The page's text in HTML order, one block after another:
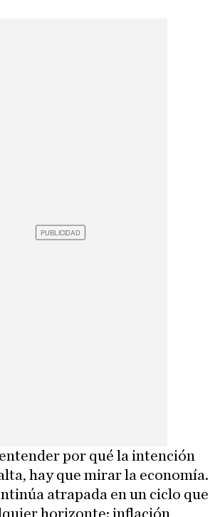
por qué la intención
hay que mirar la economía.
atrapada en un ciclo que
horizonte: inflación